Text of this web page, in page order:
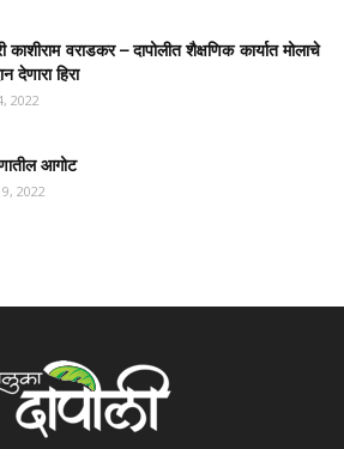
काशीराम वराडकर – दापोलीत शैक्षणिक कार्यात मोलाचे
देणारा हिरा
2022
आगोट
2022